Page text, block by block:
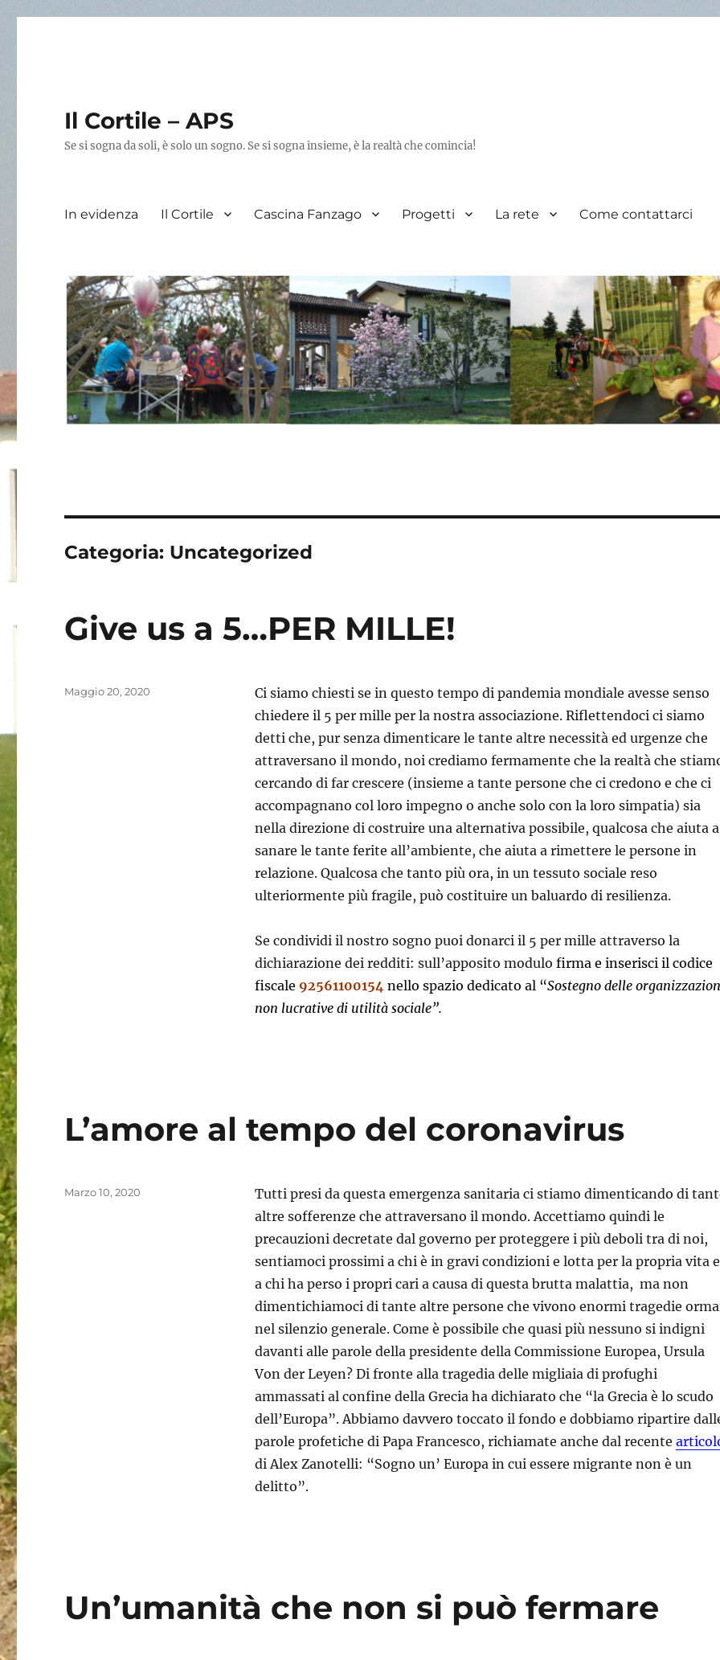
Il Cortile – APS
Se si sogna da soli, è solo un sogno. Se si sogna insieme, è la realtà che comincia!
In evidenza Il Cortile Cascina Fanzago Progetti La rete Come contattarci
Categoria: Uncategorized
Give us a 5…PER MILLE!
Ci siamo chiesti se in questo tempo di pandemia mondiale avesse senso
chiedere il 5 per mille per la nostra associazione. Riflettendoci ci siamo
detti che, pur senza dimenticare le tante altre necessità ed urgenze che
attraversano il mondo, noi crediamo fermamente che la realtà che
cercando di far crescere (insieme a tante persone che ci credono e che ci
accompagnano col loro impegno o anche solo con la loro simpatia) sia
nella direzione di costruire una alternativa possibile, qualcosa che aiuta a
sanare le tante ferite all’ambiente, che aiuta a rimettere le persone in
relazione. Qualcosa che tanto più ora, in un tessuto sociale reso
ulteriormente più fragile, può costituire un baluardo di resilienza.
Se condividi il nostro sogno puoi donarci il 5 per mille attraverso la
dichiarazione dei redditi: sull’apposito modulo firma e inserisci il codice
fiscale 92561100154nello spazio dedicato al “Sostegno delle
non lucrative di utilità sociale”.
Pubblicato
Maggio 20, 2020
L’amore al tempo del coronavirus
Tutti presi da questa emergenza sanitaria ci stiamo dimenticando di
altre sofferenze che attraversano il mondo. Accettiamo quindi le
precauzioni decretate dal governo per proteggere i più deboli tra di noi,
sentiamoci prossimi a chi è in gravi condizioni e lotta per la propria vita e
a chi ha perso i propri cari a causa di questa brutta malattia, ma non
dimentichiamoci di tante altre persone che vivono enormi tragedie
nel silenzio generale. Come è possibile che quasi più nessuno si indigni
davanti alle parole della presidente della Commissione Europea, Ursula
Von der Leyen? Di fronte alla tragedia delle migliaia di profughi
ammassati al confine della Grecia ha dichiarato che “la Grecia è lo scudo
dell’Europa”. Abbiamo davvero toccato il fondo e dobbiamo ripartire
parole profetiche di Papa Francesco, richiamate anche dal recente
di Alex Zanotelli: “Sogno un’ Europa in cui essere migrante non è un
delitto”.
Pubblicato
Marzo 10, 2020
Un’umanità che non si può fermare